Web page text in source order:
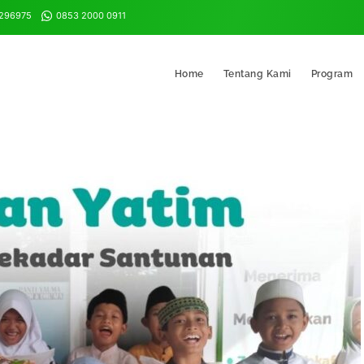
0853 2000 0911
Home Tentang Kami Program